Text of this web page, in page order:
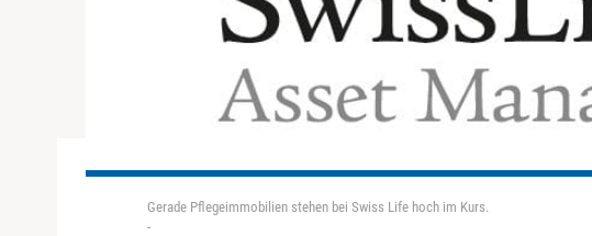
Gerade Pflegeimmobilien stehen bei Swiss Life hoch im Kurs.
-